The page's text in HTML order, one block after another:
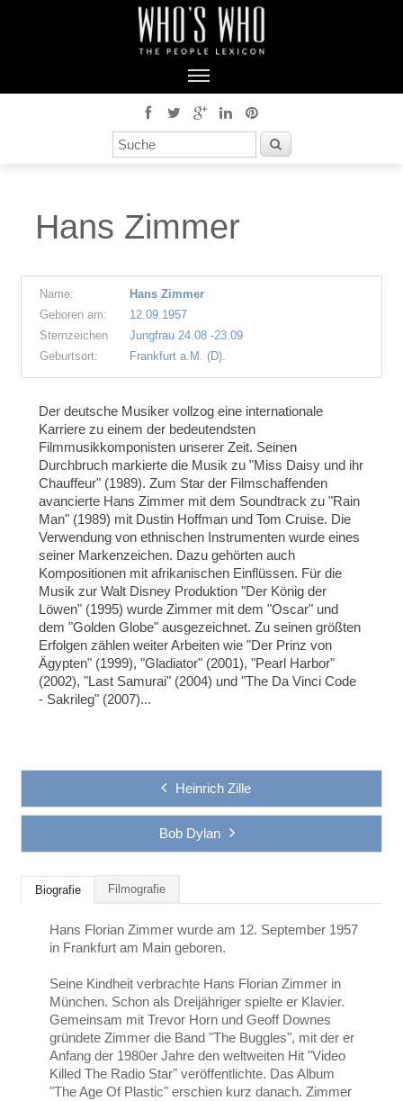
Hans Zimmer
Name:
Hans Zimmer
Geboren am:
12.09.1957
Sternzeichen
Jungfrau 24.08 -23.09
Geburtsort:
Frankfurt a.M. (D).
Der deutsche Musiker vollzog eine internationale
Karriere zu einem der bedeutendsten
Filmmusikkomponisten unserer Zeit. Seinen
Durchbruch markierte die Musik zu "Miss Daisy und ihr
Chauffeur" (1989). Zum Star der Filmschaffenden
avancierte Hans Zimmer mit dem Soundtrack zu "Rain
Man" (1989) mit Dustin Hoffman und Tom Cruise. Die
Verwendung von ethnischen Instrumenten wurde eines
seiner Markenzeichen. Dazu gehörten auch
Kompositionen mit afrikanischen Einflüssen. Für die
Musik zur Walt Disney Produktion "Der König der
Löwen" (1995) wurde Zimmer mit dem "Oscar" und
dem "Golden Globe" ausgezeichnet. Zu seinen größten
Erfolgen zählen weiter Arbeiten wie "Der Prinz von
Ägypten" (1999), "Gladiator" (2001), "Pearl Harbor"
(2002), "Last Samurai" (2004) und "The Da Vinci Code
- Sakrileg" (2007)...
Heinrich Zille
Bob Dylan
Biografie Filmografie
Hans Florian Zimmer wurde am 12. September 1957
in Frankfurt am Main geboren.
Seine Kindheit verbrachte Hans Florian Zimmer in
München. Schon als Dreijähriger spielte er Klavier.
Gemeinsam mit Trevor Horn und Geoff Downes
gründete Zimmer die Band "The Buggles", mit der er
Anfang der 1980er Jahre den weltweiten Hit "Video
Killed The Radio Star" veröffentlichte. Das Album
"The Age Of Plastic" erschien kurz danach. Zimmer